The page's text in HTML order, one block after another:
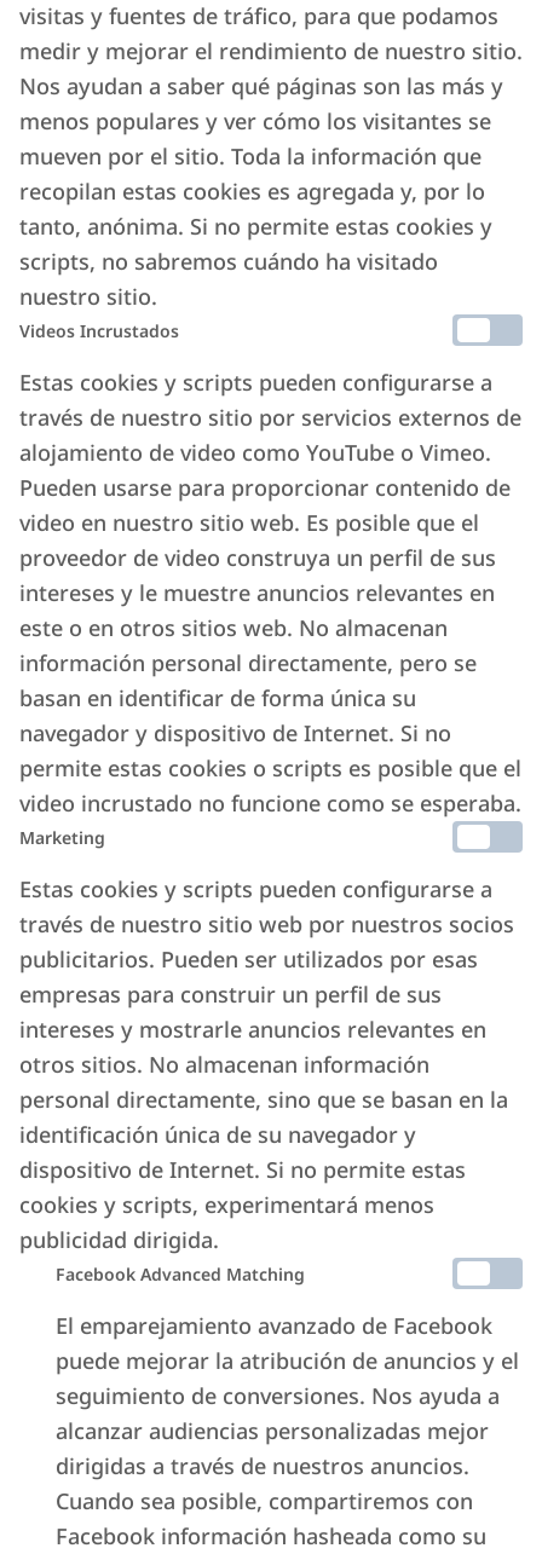
visitas y fuentes de tráfico, para que podamos
medir y mejorar el rendimiento de nuestro sitio.
Nos ayudan a saber qué páginas son las más y
menos populares y ver cómo los visitantes se
mueven por el sitio. Toda la información que
recopilan estas cookies es agregada y, por lo
tanto, anónima. Si no permite estas cookies y
scripts, no sabremos cuándo ha visitado
nuestro sitio.
Videos Incrustados
Estas cookies y scripts pueden configurarse a
través de nuestro sitio por servicios externos de
alojamiento de video como YouTube o Vimeo.
Pueden usarse para proporcionar contenido de
video en nuestro sitio web. Es posible que el
proveedor de video construya un perfil de sus
intereses y le muestre anuncios relevantes en
este o en otros sitios web. No almacenan
información personal directamente, pero se
basan en identificar de forma única su
navegador y dispositivo de Internet. Si no
permite estas cookies o scripts es posible que el
video incrustado no funcione como se esperaba.
Marketing
Estas cookies y scripts pueden configurarse a
través de nuestro sitio web por nuestros socios
publicitarios. Pueden ser utilizados por esas
empresas para construir un perfil de sus
intereses y mostrarle anuncios relevantes en
otros sitios. No almacenan información
personal directamente, sino que se basan en la
identificación única de su navegador y
dispositivo de Internet. Si no permite estas
cookies y scripts, experimentará menos
publicidad dirigida.
Facebook Advanced Matching
El emparejamiento avanzado de Facebook
puede mejorar la atribución de anuncios y el
seguimiento de conversiones. Nos ayuda a
alcanzar audiencias personalizadas mejor
dirigidas a través de nuestros anuncios.
Cuando sea posible, compartiremos con
Facebook información hasheada como su